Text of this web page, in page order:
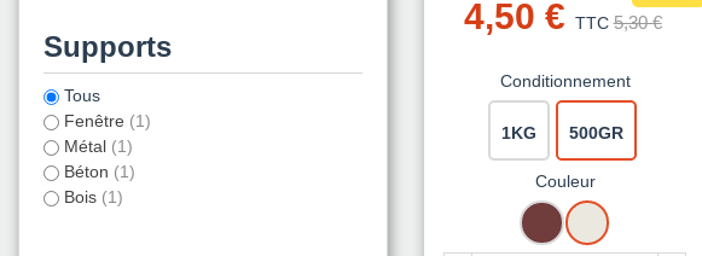
Supports
Tous
Fenêtre (1)
Métal (1)
Béton (1)
Bois (1)
4,50 € TTC 5,30 €
Conditionnement
1KG 500GR
Couleur
BRUN
BEIGE